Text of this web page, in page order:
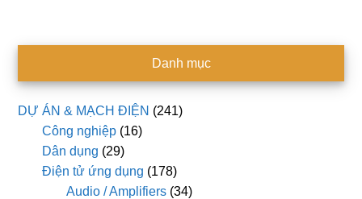
Danh mục
DỰ ÁN & MẠCH ĐIỆN (241)
Công nghiệp (16)
Dân dụng (29)
Điện tử ứng dụng (178)
Audio / Amplifiers (34)